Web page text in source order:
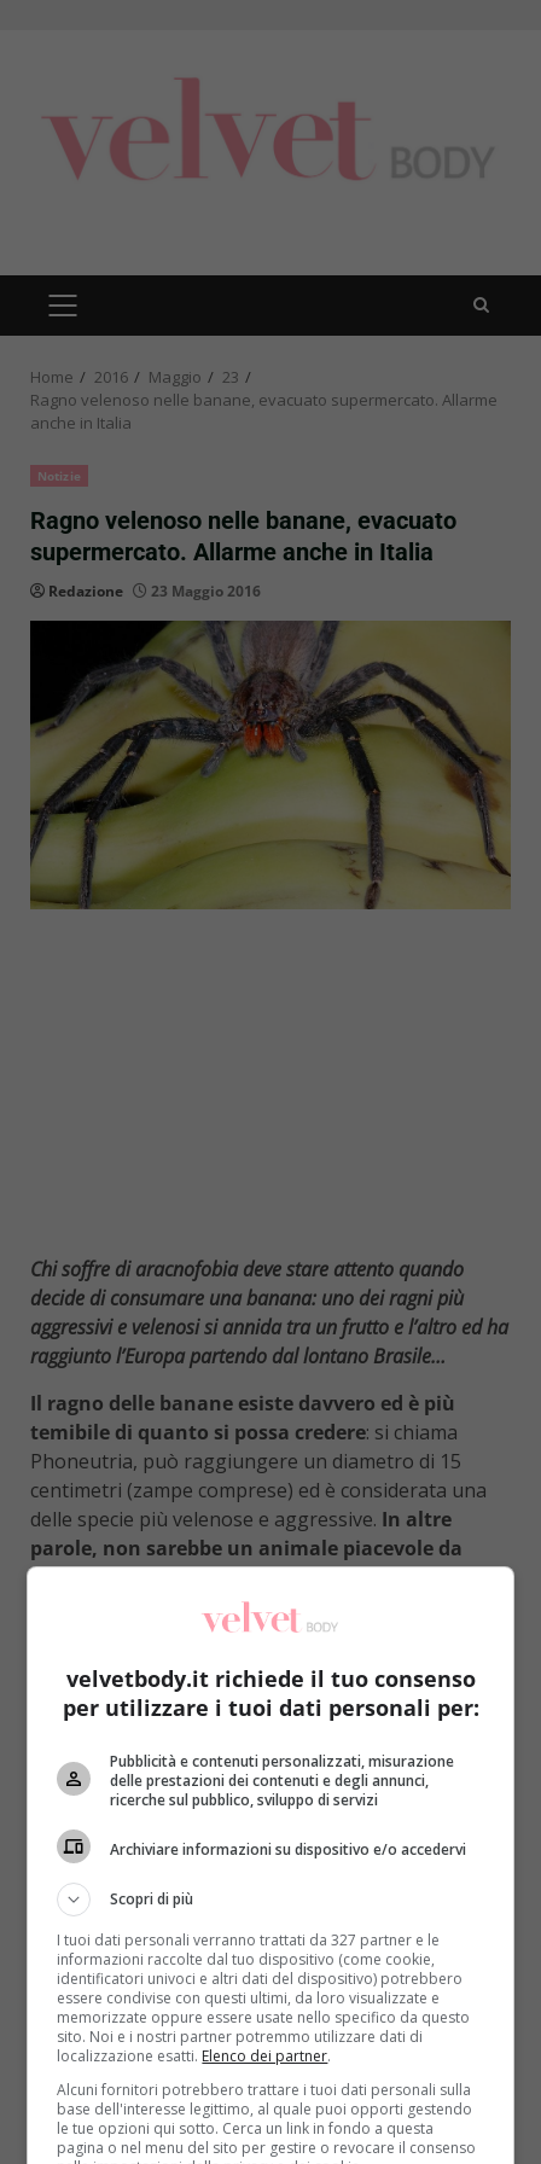
PRIMARY
MENU
Home 2016 Maggio
23
Ragno velenoso nelle banane, evacuato supermercato. Allarme
anche in Italia
Notizie
Ragno velenoso nelle banane, evacuato
supermercato. Allarme anche in Italia
Redazione 23 Maggio 2016
Chi soffre di aracnofobia deve stare attento quando
decide di consumare una banana: uno dei ragni più
aggressivi e velenosi si annida tra un frutto e l’altro ed ha
raggiunto l’Europa partendo dal lontano Brasile…
Il ragno delle banane esiste davvero ed è più
temibile di quanto si possa credere: si chiama
Phoneutria, può raggiungere un diametro di 15
centimetri (zampe comprese) ed è considerata una
delle specie più velenose e aggressive. In altre
parole, non sarebbe un animale piacevole da
incontrare. La sua ‘casa’ è in America Latina, in zone
del Brasile, Uruguay e Paraguay. Eppure questa
temibile bestiolina ha seminato il panico in un
supermercato di Harpstedt, in Germania. Il motivo è
semplice:è stato trovato un esemplare di
Phoneutria in un carico di banane proveniente
appunto dal lontano Brasile
. L’allarme è stato
immediato e sono sopraggiunti i pompieri, un
aracnologo e un veterinario. Questa equipe
altamente specializzata è riuscita a catturare il
ragno, per poi consegnarlo al centro zoologico più
vicino.
Il supermercato ovviamente è stato evacuato e
riaperto solamente il giorno dopo, per essere certi
che l’animale avesse viaggiato da ‘solo’. Le clienti
che hanno visto il ragno tra le banene che volevano
acquistare(LEGGI ANCHE: MENOPAUSA: LE
BANANE ABBASSANO IL RISCHIO DI ICTUS)non
conoscevano l’entità del pericolo e si sono limitate ad
avvisare il personale del negozio. A questo punto
velvetbody.it richiede il tuo consenso
per utilizzare i tuoi dati personali per:
Pubblicità e contenuti personalizzati, misurazione
delle prestazioni dei contenuti e degli annunci,
ricerche sul pubblico, sviluppo di servizi
Archiviare informazioni su dispositivo e/o accedervi
Scopri di più
I tuoi dati personali verranno trattati da 327 partner e le
informazioni raccolte dal tuo dispositivo (come cookie,
identificatori univoci e altri dati del dispositivo) potrebbero
essere condivise con questi ultimi, da loro visualizzate e
memorizzate oppure essere usate nello specifico da questo
sito. Noi e i nostri partner potremmo utilizzare dati di
localizzazione esatti. Elenco dei partner.
Alcuni fornitori potrebbero trattare i tuoi dati personali sulla
base dell'interesse legittimo, al quale puoi opporti gestendo
le tue opzioni qui sotto. Cerca un link in fondo a questa
pagina o nel menu del sito per gestire o revocare il consenso